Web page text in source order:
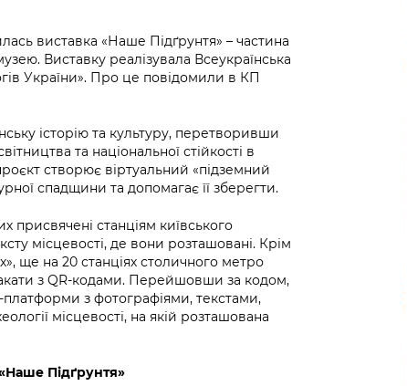
виставка «Наше Підґрунтя» – частина
Виставку реалізувала Всеукраїнська
України». Про це повідомили в КП
історію та культуру, перетворивши
та національної стійкості в
створює віртуальний «підземний
спадщини та допомагає її зберегти.
присвячені станціям київського
місцевості, де вони розташовані. Крім
ще на 20 станціях столичного метро
з QR-кодами. Перейшовши за кодом,
з фотографіями, текстами,
місцевості, на якій розташована
Підґрунтя»